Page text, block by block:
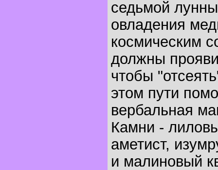
седьмой
овладения
космическим
должны
чтобы
этом пути
вербальная
Камни -
аметист,
и малиновый